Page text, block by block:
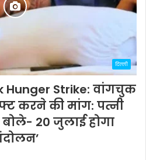
दिल्ली
Hunger Strike: वांगचुक
करने की मांग: पत्नी
बोले- 20 जुलाई होगा